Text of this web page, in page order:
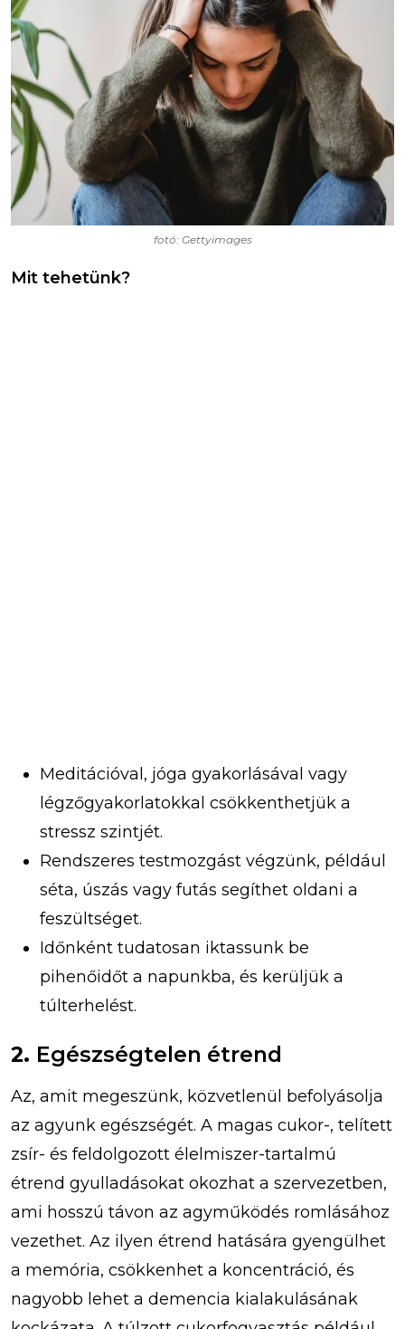
fotó: Gettyimages
Mit tehetünk?
Meditációval, jóga gyakorlásával vagy
légzőgyakorlatokkal csökkenthetjük a
stressz szintjét.
Rendszeres testmozgást végzünk, például
séta, úszás vagy futás segíthet oldani a
feszültséget.
Időnként tudatosan iktassunk be
pihenőidőt a napunkba, és kerüljük a
túlterhelést.
2. Egészségtelen étrend
Az, amit megeszünk, közvetlenül befolyásolja
az agyunk egészségét. A magas cukor-, telített
zsír- és feldolgozott élelmiszer-tartalmú
étrend gyulladásokat okozhat a szervezetben,
ami hosszú távon az agyműködés romlásához
vezethet. Az ilyen étrend hatására gyengülhet
a memória, csökkenhet a koncentráció, és
nagyobb lehet a demencia kialakulásának